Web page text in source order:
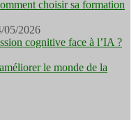
choisir sa formation
05/2026
cognitive face à l’IA ?
le monde de la